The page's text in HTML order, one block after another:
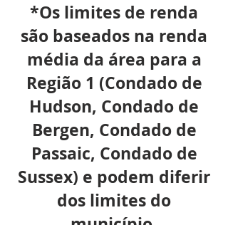
*Os limites de renda
são baseados na renda
média da área para a
Região 1 (Condado de
Hudson, Condado de
Bergen, Condado de
Passaic, Condado de
Sussex) e podem diferir
dos limites do